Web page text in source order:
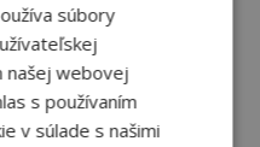
pred
(Všetko je,
Pavel Hirax
súbory
našej webovej
s používaním
v súlade s našimi